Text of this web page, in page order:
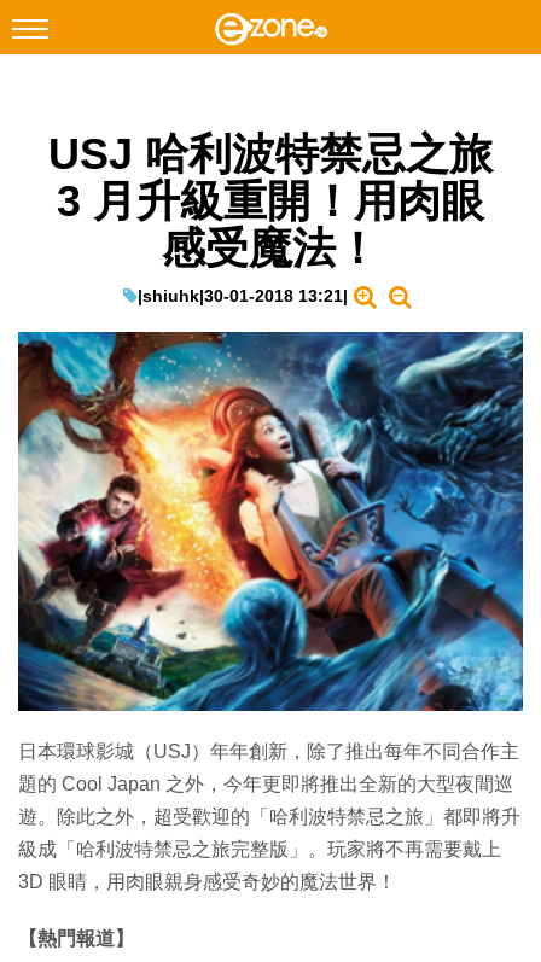
Facebook Instagram
科技焦點
教學評測
EduTech
IT Times
生成式AI與雲端應用
Enterprise Digital Transformation
特集
USJ 哈利波特禁忌之旅
3 月升級重開！用肉眼
感受魔法！
|shiuhk|30-01-2018 13:21|
日本環球影城（USJ）年年創新，除了推出每年不同合作主
題的 Cool Japan 之外，今年更即將推出全新的大型夜間巡
遊。除此之外，超受歡迎的「哈利波特禁忌之旅」都即將升
級成「哈利波特禁忌之旅完整版」。玩家將不再需要戴上
3D 眼睛，用肉眼親身感受奇妙的魔法世界！
【熱門報道】